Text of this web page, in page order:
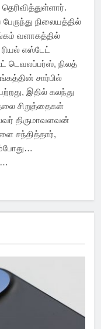
பேருந்து நிலையத்தில்
வளாகத்தில்
எஸ்டேட்
டெவலப்பர்ஸ், நிலத்
சார்பில்
இதில் கலந்து
சிறுத்தைகள்
திருமாவளவன்
சந்தித்தார்,